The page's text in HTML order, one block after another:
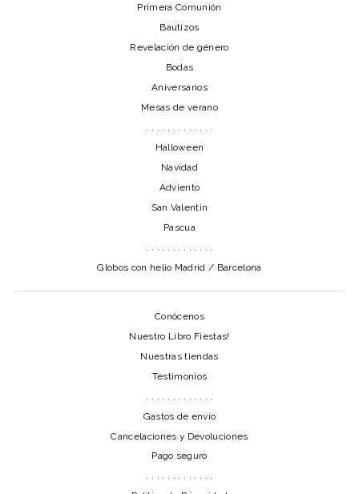
Primera Comunión
Bautizos
Revelación de género
Bodas
Aniversarios
Mesas de verano
. . . . . . . . . . . . .
Halloween
Navidad
Adviento
San Valentin
Pascua
Globos con helio Madrid / Barcelona
Conócenos
Nuestro Libro Fiestas!
Nuestras tiendas
Testimonios
Gastos de envío
Cancelaciones y Devoluciones
Pago seguro
. . . . . . . . . . . . .